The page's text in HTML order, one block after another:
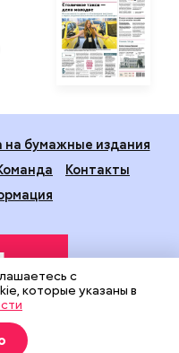
на бумажные издания
Контакты
Департамента
города Москвы.
с
которые указаны в